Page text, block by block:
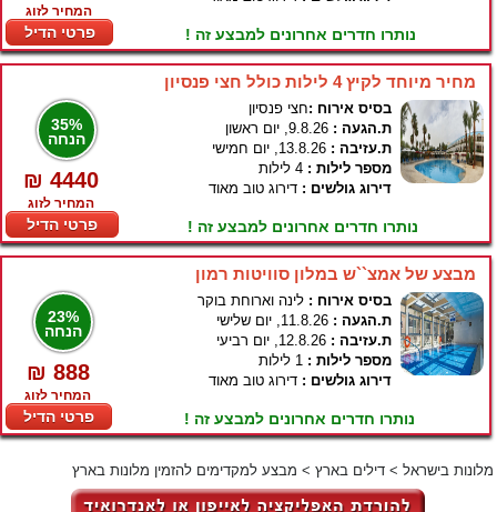
המחיר לזוג
פרטי הדיל נותרו חדרים אחרונים למבצע זה !
מחיר מיוחד לקיץ 4 לילות כולל חצי פנסיון
35%
הנחה
₪ 4440
המחיר לזוג
פרטי הדיל
בסיס אירוח :חצי פנסיון
ת.הגעה :
ת.עזיבה :
מספר לילות :
דירוג גולשים : דירוג טוב מאוד
נותרו חדרים אחרונים למבצע זה !
מבצע של אמצ``ש במלון סוויטות רמון
23%
הנחה
₪ 888
המחיר לזוג
פרטי הדיל
בסיס אירוח : לינה וארוחת בוקר
ת.הגעה :
ת.עזיבה :
מספר לילות :
דירוג גולשים : דירוג טוב מאוד
נותרו חדרים אחרונים למבצע זה !
מלונות בישראל > דילים בארץ > מבצע למקדימים להזמין מלונות בארץ